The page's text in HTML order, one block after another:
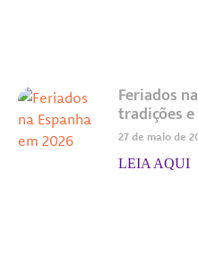
Feriados
tradições
27 de maio de
LEIA AQUI